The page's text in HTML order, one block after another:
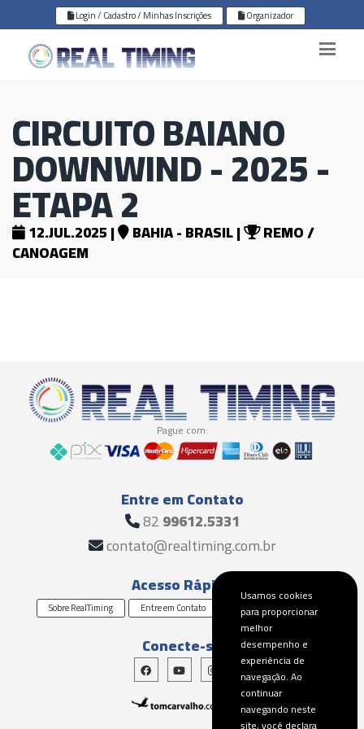
Login / Cadastro / Minhas Inscrições Organizador
CIRCUITO BAIANO
DOWNWIND - 2025 -
ETAPA 2
12.JUL.2025 | BAHIA - BRASIL | REMO /
CANOAGEM
Pague com:
Entre em Contato
8299612.5331
contato@realtiming.com.br
Acesso Rápido
Sobre RealTiming Entre em Contato Solicite um Orçamento
Conecte-se
Usamos cookies
para proporcionar
melhor
desempenho e
experiência de
navegação. Ao
continuar
navegando neste